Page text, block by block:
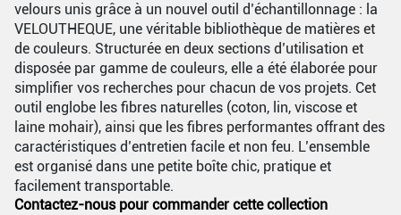
velours unis grâce à un nouvel outil d’échantillonnage : la
VELOUTHEQUE, une véritable bibliothèque de matières et
de couleurs. Structurée en deux sections d’utilisation et
disposée par gamme de couleurs, elle a été élaborée pour
simplifier vos recherches pour chacun de vos projets. Cet
outil englobe les fibres naturelles (coton, lin, viscose et
laine mohair), ainsi que les fibres performantes offrant des
caractéristiques d’entretien facile et non feu. L’ensemble
est organisé dans une petite boîte chic, pratique et
facilement transportable.
Contactez-nous pour commander cette collection